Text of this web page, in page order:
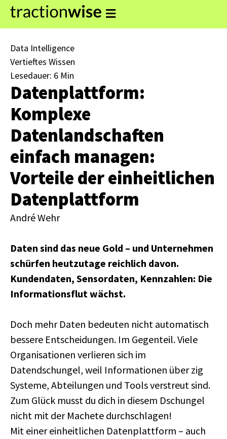
Data Intelligence
Vertieftes Wissen
Lesedauer: 6 Min
Datenplattform:
Komplexe
Datenlandschaften
einfach managen:
Vorteile der einheitlichen
Datenplattform
André Wehr
Daten sind das neue Gold – und Unternehmen
schürfen heutzutage reichlich davon.
Kundendaten, Sensordaten, Kennzahlen: Die
Informationsflut wächst.
Doch mehr Daten bedeuten nicht automatisch
bessere Entscheidungen. Im Gegenteil. Viele
Organisationen verlieren sich im
Datendschungel, weil Informationen über zig
Systeme, Abteilungen und Tools verstreut sind.
Zum Glück musst du dich in diesem Dschungel
nicht mit der Machete durchschlagen!
Mit einer einheitlichen Datenplattform – auch